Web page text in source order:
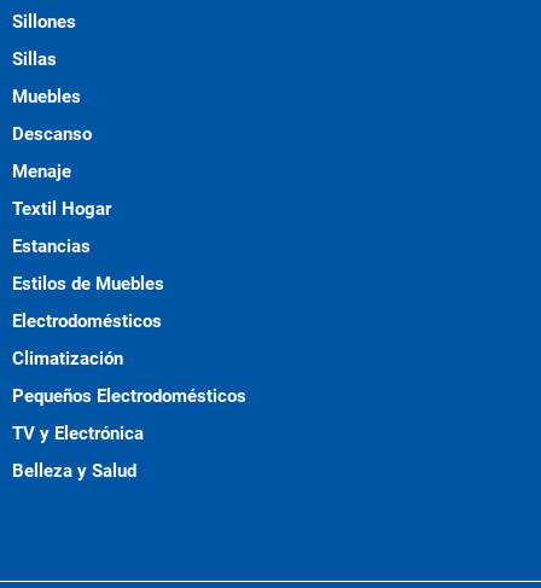
Sillones
Sillas
Muebles
Descanso
Menaje
Textil Hogar
Estancias
Estilos de Muebles
Electrodomésticos
Climatización
Pequeños Electrodomésticos
TV y Electrónica
Belleza y Salud